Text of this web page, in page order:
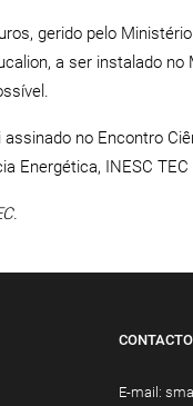
gerido pelo
a ser instalado no
no Encontro
Energética, INESC TEC
E-mail: